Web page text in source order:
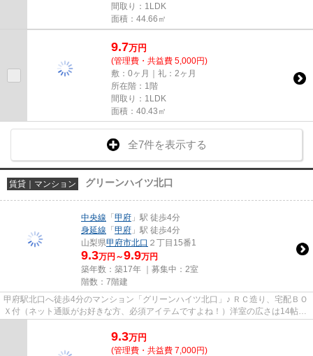
間取り：1LDK
面積：44.66㎡
9.7万円
(管理費・共益費 5,000円)
敷：0ヶ月｜礼：2ヶ月
所在階：1階
間取り：1LDK
面積：40.43㎡
全7件を表示する
賃貸｜マンション グリーンハイツ北口
中央線 「 甲府 」駅 徒歩4分
身延線 「 甲府 」駅 徒歩4分
山梨県甲府市北口 ２丁目15番1
9.3万円～9.9万円
築年数：築17年 ｜募集中： 2室
階数：7階建
甲府駅北口へ徒歩4分のマンション「グリーンハイツ北口」♪ ＲＣ造り、宅配ＢＯ
Ｘ付（ネット通販がお好きな方、必須アイテムですよね！）洋室の広さは14帖越
9.3万円
(管理費・共益費 7,000円)